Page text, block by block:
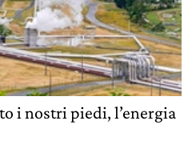
i nostri piedi, l’energia